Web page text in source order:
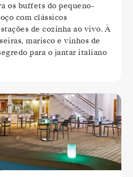
os buffets do pequeno-
com clássicos
de cozinha ao vivo. À
marisco e vinhos de
para o jantar italiano